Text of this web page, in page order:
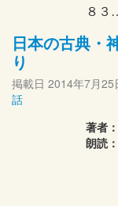
８
日本の古典・
り
掲載日 2014年7月25
話
著者：
朗読：